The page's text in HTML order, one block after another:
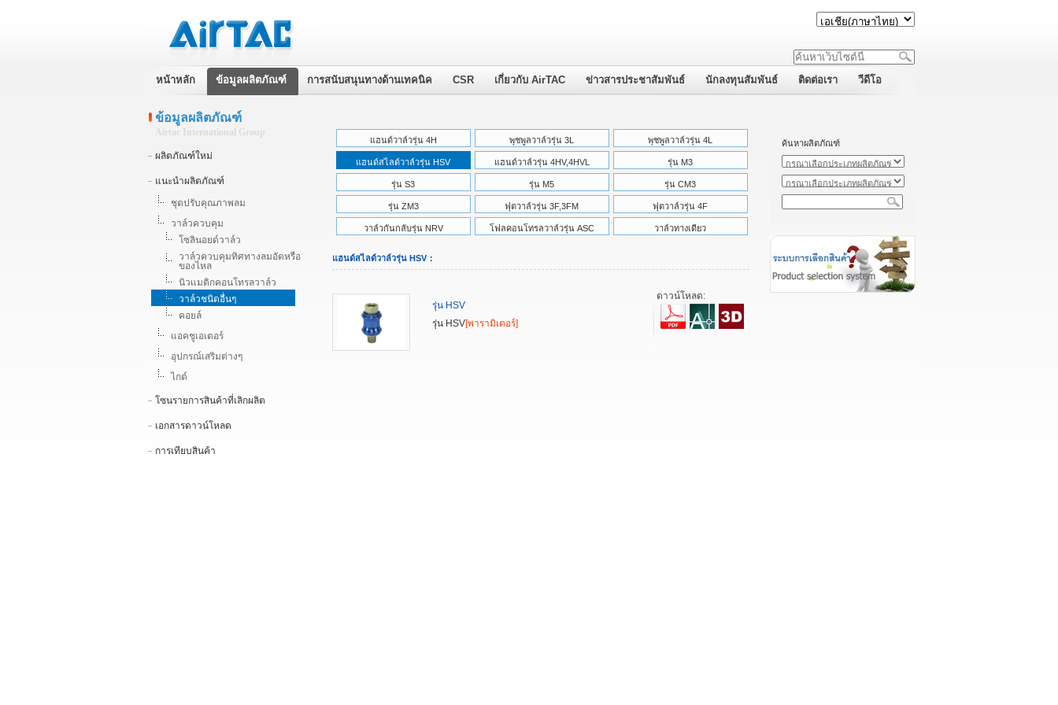
หน้าหลัก ข้อมูลผลิตภัณฑ์ การสนับสนุนทางด้านเทคนิค CSR เกี่ยวกับ AirTAC ข่าวสารประชาสัมพันธ์ นักลงทุนสัมพันธ์ ติดต่อเรา วีดีโอ
ข้อมูลผลิตภัณฑ์
Airtac International Group
ผลิตภัณฑ์ใหม่
แนะนำผลิตภัณฑ์
ชุดปรับคุณภาพลม
วาล์วควบคุม
โซลินอยด์วาล์ว
วาล์วควบคุมทิศทางลมอัดหรือ
ของไหล
นิวแมติกคอนโทรลวาล์ว
วาล์วชนิดอื่นๆ
คอยล์
แอคชูเอเตอร์
อุปกรณ์เสริมต่างๆ
ไกด์
โซนรายการสินค้าที่เลิกผลิต
เอกสารดาวน์โหลด
การเทียบสินค้า
แฮนด์วาล์วรุ่น 4H พุชพูลวาล์วรุ่น 3L พุชพูลวาล์วรุ่น 4L
แฮนด์สไลด์วาล์วรุ่น HSV แฮนด์วาล์วรุ่น 4HV,4HVL รุ่น M3
รุ่น S3 รุ่น M5 รุ่น CM3
รุ่น ZM3 ฟุตวาล์วรุ่น 3F,3FM ฟุตวาล์วรุ่น 4F
วาล์วกันกลับรุ่น NRV โฟลคอนโทรลวาล์วรุ่น ASC วาล์วทางเดียว
แฮนด์สไลด์วาล์วรุ่น HSV：
รุ่น HSV
รุ่น HSV[พารามิเตอร์]
ดาวน์โหลด:
ค้นหาผลิตภัณฑ์